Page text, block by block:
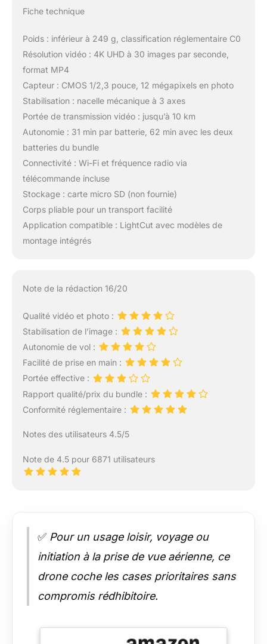
Fiche technique
Poids : inférieur à 249 g, classification réglementaire C0
Résolution vidéo : 4K UHD à 30 images par seconde,
format MP4
Capteur : CMOS 1/2,3 pouce, 12 mégapixels en photo
Stabilisation : nacelle mécanique à 3 axes
Portée de transmission vidéo : jusqu’à 10 km
Autonomie : 31 min par batterie, 62 min avec les deux
batteries du bundle
Connectivité : Wi-Fi et fréquence radio via
télécommande incluse
Stockage : carte micro SD (non fournie)
Corps pliable pour un transport facilité
Application compatible : LightCut avec modèles de
montage intégrés
Note de la rédaction 16/20
Qualité vidéo et photo :
Stabilisation de l’image :
Autonomie de vol :
Facilité de prise en main :
Portée effective :
Rapport qualité/prix du bundle :
Conformité réglementaire :
Notes des utilisateurs 4.5/5
Note de 4.5 pour 6871 utilisateurs
✅ Pour un usage loisir, voyage ou
initiation à la prise de vue aérienne, ce
drone coche les cases prioritaires sans
compromis rédhibitoire.